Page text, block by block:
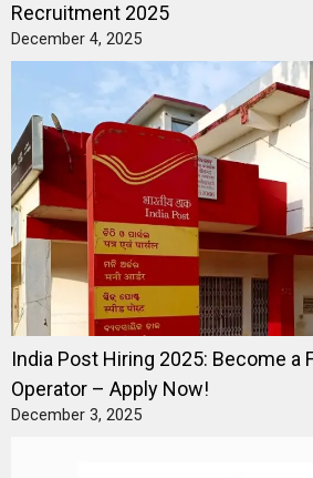
Recruitment 2025
December 4, 2025
India Post Hiring 2025: Become a
Operator – Apply Now!
December 3, 2025